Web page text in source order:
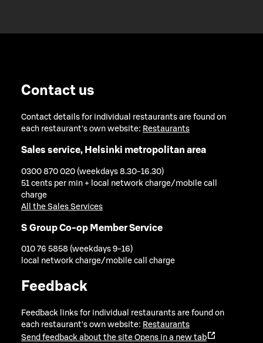
Contact us
Contact details for individual restaurants are found on
each restaurant's own website: Restaurants
Sales service, Helsinki metropolitan area
0300 870 020 (weekdays 8.30-16.30)
51 cents per min + local network charge/mobile call
charge
All the Sales Services
S Group Co-op Member Service
010 76 5858 (weekdays 9-16)
local network charge/mobile call charge
Feedback
Feedback links for individual restaurants are found on
each restaurant's own website: Restaurants
Send feedback about the site Opens in a new tab